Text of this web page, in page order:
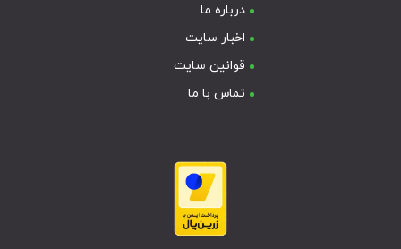
درباره ما
اخبار سایت
قوانین سایت
تماس با ما